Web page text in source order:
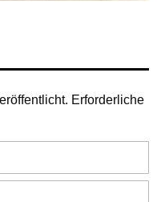
Erforderliche